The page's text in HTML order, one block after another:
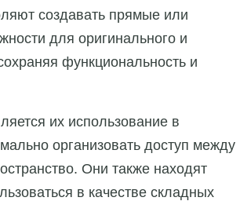
создавать прямые или
для оригинального и
функциональность и
их использование в
организовать доступ между
Они также находят
в качестве складных